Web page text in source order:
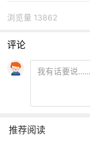
浏览量 13862
评论
推荐阅读